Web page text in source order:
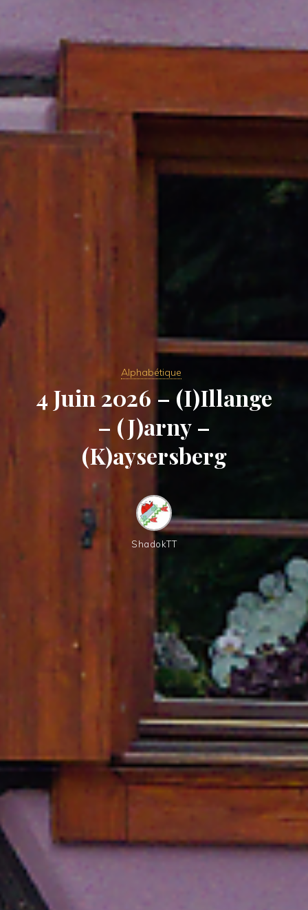
Alphabétique
4 Juin 2026 – (I)Illange
– (J)arny –
(K)aysersberg
ShadokTT